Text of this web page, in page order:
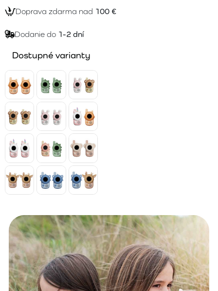
Doprava zdarma nad 100 €
Dodanie do 1-2 dní
Dostupné varianty